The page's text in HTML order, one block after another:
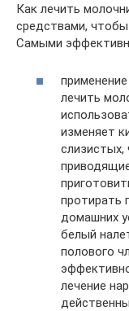
Как лечить
средствами,
Самыми
лечить
изменяет
слизистых,
протирать
домашних
белый
полового
лечение